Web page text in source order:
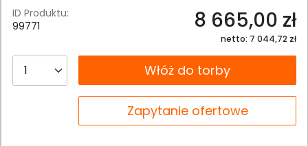
ID Produktu:
99771
8 665,00 zł
netto: 7 044,72 zł
__B2C.PRODUCT.QUANTITYWłóż do torby
Zapytanie ofertowe